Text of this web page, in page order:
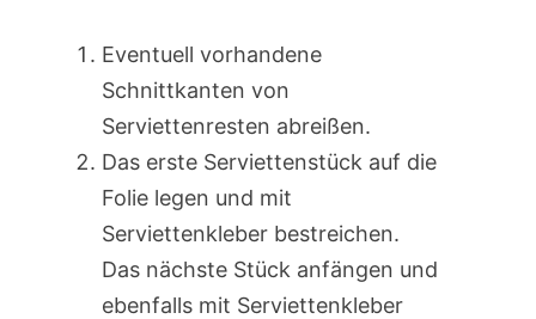
Eventuell vorhandene
Schnittkanten von
Serviettenresten abreißen.
Das erste Serviettenstück auf die
Folie legen und mit
Serviettenkleber bestreichen.
Das nächste Stück anfängen und
ebenfalls mit Serviettenkleber